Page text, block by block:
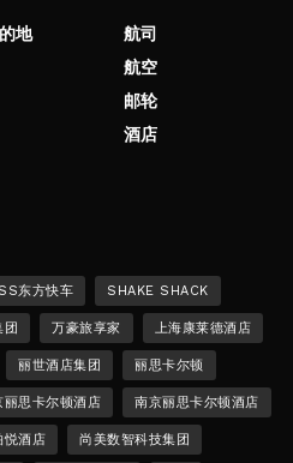
地
航司
航空
邮轮
酒店
东方快车 SHAKE SHACK
万豪旅享家 上海康莱德酒店
丽世酒店集团 丽思卡尔顿
丽思卡尔顿酒店 南京丽思卡尔顿酒店
悦酒店 尚美数智科技集团